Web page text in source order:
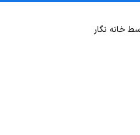
خانه نگار